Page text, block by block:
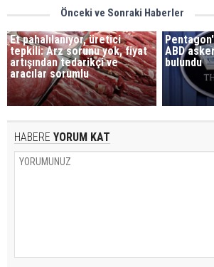
Önceki ve Sonraki Haberler
Et pahalılanıyor, üretici
tepkili: Arz sorunu yok, fiyat
artışından tedarikçi ve
aracılar sorumlu
ABD
bulundu
HABERE YORUM KAT